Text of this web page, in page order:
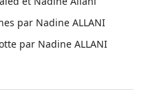
par Nadine ALLANI
par Nadine ALLANI